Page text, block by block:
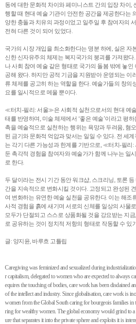
동에 대한 문화적 차이와 페미니스트 간의 입장 차이,
행할 때 현대 예술 기관이 안전한 공간을 제공한다는
양한 충돌과 치유의 과정이었고 일주일 후 참여자의
전혀 다른 것이 되어 있었다.
국가의 시장 개입을 최소화한다는 명분 하에, 실은 자
신한 신자유주의 체제는 복지국가의 붕괴를 가져왔다
나 사회 참여 예술 같은 형태로 국가의 돌봄 밖에 놓인
공해 왔다. 하지만 공적 기금을 지원받아 운영되는 이
류 체제를 공고히 하는 역할을 한다. 예술가들의 창의
요를 일시적으로 메울 뿐이다.
≪터치-필리: 서울≫은 사회적 실천으로서의 현대 예
태를 반영하며, 미술 체제에서 ‘좋은 예술’이라고 평
촉을 예술적으로 실천하는 행위는 욕망과 두려움, 혐
된 금기와 문화적 억압과 맞서는 일일 수 있다. 전 세
는 각기 다른 가능성과 한계를 기반으로, ≪터치-필리
둔 촉각적 경험을 참여자와 예술가가 함께 나누는 일
로 한다.
두 달이라는 전시 기간 동안 워크샵, 스크리닝, 토론
간을 지속적으로 변화시킬 것이다. 고정되고 완성된
여 변화하는 유연한 예술 실천을 공유한다. 이는 해조
사적 경험을 흙에 새기며 서로의 신체를 일상의 사물
모두가 단절되고 스스로 상품화될 것을 강요받는 지
로 공유하는 것이 정치적 저항의 형태로 작동할 수 있
글: 양지윤, 바루흐 고틀립
Caregiving was feminized and sexualized during
r capitalism, delegated to women who are expected to always
equires the touching of bodies, care work has been disdained
of the intellect and industry. Since globalisation, care work is
women from the Global South caring for bourgeois families
ring for wealthy women. The global economy would grind to
ure that separates it into the private sphere and exploits it is